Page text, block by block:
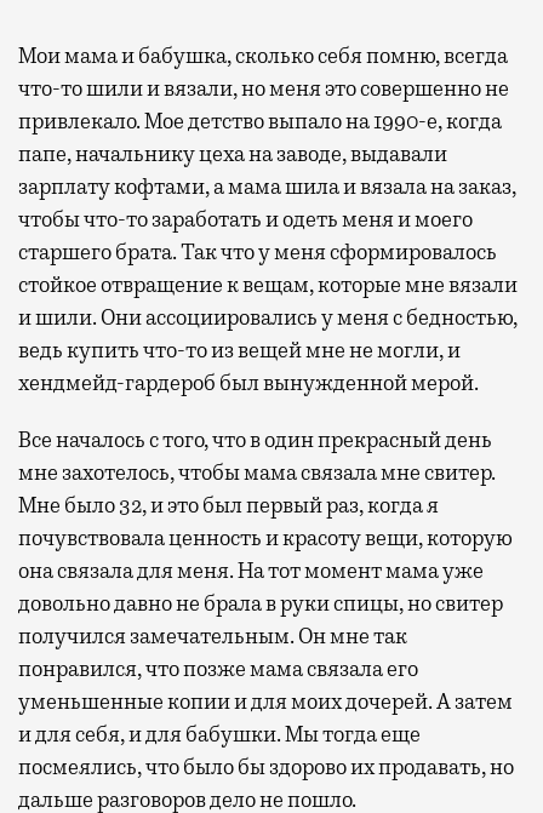
Мои мама и бабушка, сколько себя помню, всегда
что-то шили и вязали, но меня это совершенно не
привлекало. Мое детство выпало на 1990-е, когда
папе, начальнику цеха на заводе, выдавали
зарплату кофтами, а мама шила и вязала на заказ,
чтобы что-то заработать и одеть меня и моего
старшего брата. Так что у меня сформировалось
стойкое отвращение к вещам, которые мне вязали
и шили. Они ассоциировались у меня с бедностью,
ведь купить что-то из вещей мне не могли, и
хендмейд-гардероб был вынужденной мерой.
Все началось с того, что в один прекрасный день
мне захотелось, чтобы мама связала мне свитер.
Мне было 32, и это был первый раз, когда я
почувствовала ценность и красоту вещи, которую
она связала для меня. На тот момент мама уже
довольно давно не брала в руки спицы, но свитер
получился замечательным. Он мне так
понравился, что позже мама связала его
уменьшенные копии и для моих дочерей. А затем
и для себя, и для бабушки. Мы тогда еще
посмеялись, что было бы здорово их продавать, но
дальше разговоров дело не пошло.